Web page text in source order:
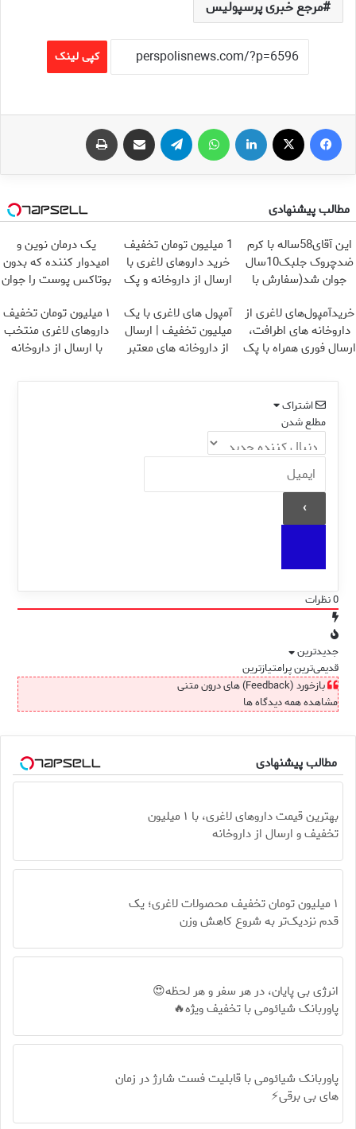
مرجع خبری پرسپولیس
کپی لینک
فیس بوک لینکدین تلگرام اشتراک گذاری از طریق ایمیل
مطالب پیشنهادی
این آقای58ساله با کرم
ضدچروک جلبک10سال
جوان شد(سفارش با
1 میلیون تومان تخفیف
خرید داروهای لاغری با
ارسال از داروخانه و پک
یک درمان نوین و
امیدوار کننده که بدون
بوتاکس پوست را جوان
خریدآمپول‌های لاغری از
داروخانه های اطرافت،
ارسال فوری همراه با پک
آمپول های لاغری با یک
میلیون تخفیف | ارسال
از داروخانه های معتبر
۱ میلیون تومان تخفیف
داروهای لاغری منتخب
با ارسال از داروخانه
اشتراک
مطلع شدن
0نظرات
جدیدترین
قدیمی‌ترینپرامتیازترین
بازخورد (Feedback) های درون متنی
مشاهده همه دیدگاه ها
مطالب پیشنهادی
بهترین قیمت داروهای لاغری، با ۱ میلیون
تخفیف و ارسال از داروخانه‌
۱ میلیون تومان تخفیف محصولات لاغری؛ یک
قدم نزدیک‌تر به شروع کاهش وزن
انرژی بی پایان، در هر سفر و هر لحظه😍
پاوربانک شیائومی با تخفیف ویژه🔥
پاوربانک شیائومی با قابلیت فست شارژ در زمان
های بی برقی⚡